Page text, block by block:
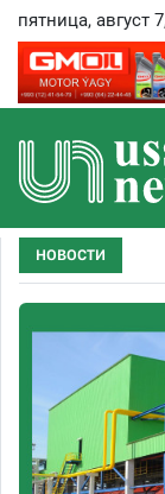
пятница, август
НОВОСТИ